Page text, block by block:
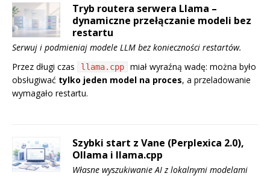
Tryb routera serwera Llama –
dynamiczne przełączanie modeli bez
restartu
Serwuj i podmieniaj modele LLM bez konieczności restartów.
Przez długi czas
llama.cpp
miał wyraźną wadę: można było
obsługiwać tylko jeden model na proces, a przeladowanie
wymagało restartu.
Szybki start z Vane (Perplexica 2.0),
Ollama i llama.cpp
Własne wyszukiwanie AI z lokalnymi modelami